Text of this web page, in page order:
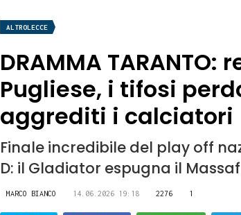
ALTROLECCE
DRAMMA TARANTO:
Pugliese, i tifosi
aggrediti i calciatori
Finale incredibile del play off
D: il Gladiator espugna il
MARCO BIANCO 14.06.2026 19:18 2276 1